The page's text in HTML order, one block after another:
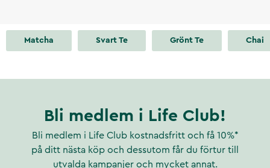
Matcha Svart Te Grönt Te Chai
Bli medlem i Life Club!
Bli medlem i Life Club kostnadsfritt och få 10%*
på ditt nästa köp och dessutom får du förtur till
utvalda kampanjer och mycket annat.